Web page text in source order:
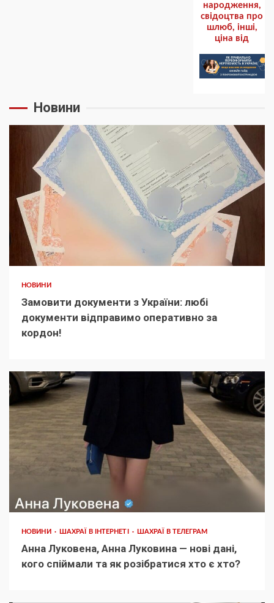
народження,
cвідоцтва про
шлюб, інші,
ціна від
Новини
НОВИНИ
Замовити документи з України: любі
документи відправимо оперативно за
кордон!
НОВИНИ ШАХРАЇ В ІНТЕРНЕТІ ШАХРАЇ В ТЕЛЕГРАМ
Анна Луковена, Анна Луковина — нові дані,
кого спіймали та як розібратися хто є хто?